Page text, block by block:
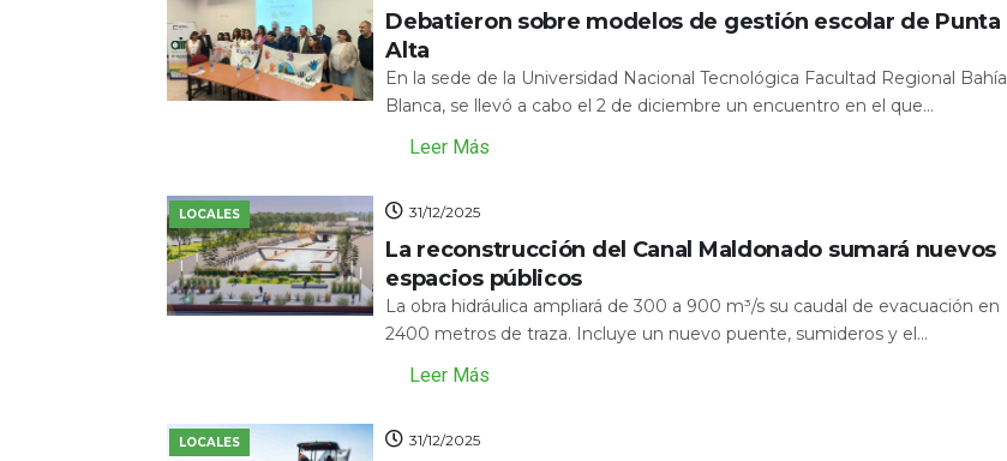
Debatieron sobre modelos de gestión escolar de Punta
Alta
En la sede de la Universidad Nacional Tecnológica Facultad Regional Bahía
Blanca, se llevó a cabo el 2 de diciembre un encuentro en el que...
Leer Más
LOCALES 31/12/2025
La reconstrucción del Canal Maldonado sumará nuevos
espacios públicos
La obra hidráulica ampliará de 300 a 900 m³/s su caudal de evacuación en
2400 metros de traza. Incluye un nuevo puente, sumideros y el...
Leer Más
LOCALES 31/12/2025